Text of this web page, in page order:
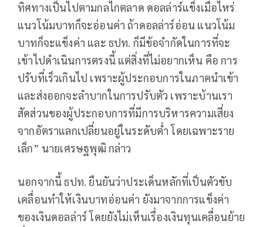
ทิศทางเป็นไปตามกลไกตลาด ดอลล่าร์แข็งเมื่อไหร่
แนวโน้มบาทก็จะอ่อนค่า ถ้าดอลล่าร์อ่อน แนวโน้ม
บาทก็จะแข็งค่า และ ธปท. ก็มีข้อจำกัดในการที่จะ
เข้าไปดำเนินการตรงนี้ แต่สิ่งที่ไม่อยากเห็น คือ การ
ปรับที่เร็วเกินไป เพราะผู้ประกอบการในภาคนำเข้า
และส่งออกจะลำบากในการปรับตัว เพราะบ้านเรา
สัดส่วนของผู้ประกอบการที่มีการบริหารความเสี่ยง
จากอัตราแลกเปลี่ยนอยู่ในระดับต่ำ โดยเฉพาะราย
เล็ก” นายเศรษฐพุฒิ กล่าว
นอกจากนี้ ธปท. ยืนยันว่าประเด็นหลักที่เป็นตัวขับ
เคลื่อนทำให้เงินบาทอ่อนค่า ยังมาจากการแข็งค่า
ของเงินดอลล่าร์ โดยยังไม่เห็นเรื่องเงินทุนเคลื่อนย้าย